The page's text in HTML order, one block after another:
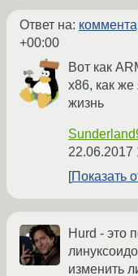
Ответ на:
+00:00
Вот как
x86, как же
жизнь
22.06.2017
Показать
Hurd - это
изменить